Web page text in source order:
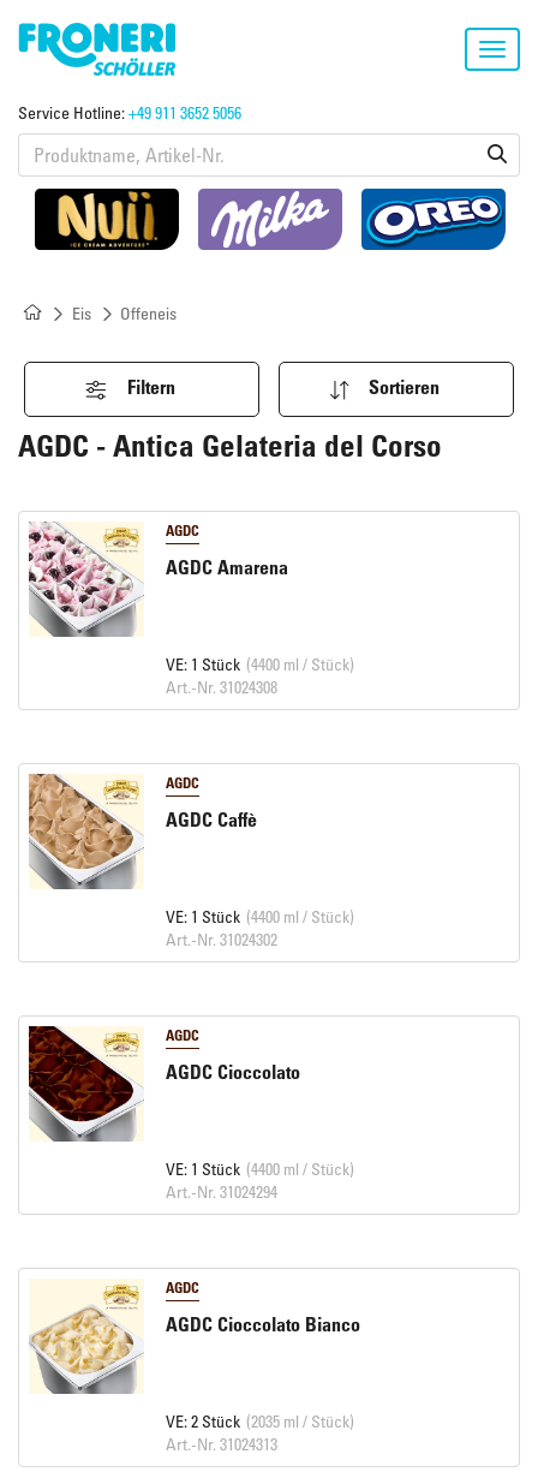
Service Hotline:+49 911 3652 5056
Eis Offeneis
Filtern Sortieren
AGDC - Antica Gelateria del Corso
AGDC
AGDC Amarena
VE: 1 Stück (4400 ml / Stück)
Art.-Nr. 31024308
AGDC
AGDC Caffè
VE: 1 Stück (4400 ml / Stück)
Art.-Nr. 31024302
AGDC
AGDC Cioccolato
VE: 1 Stück (4400 ml / Stück)
Art.-Nr. 31024294
AGDC
AGDC Cioccolato Bianco
VE: 2 Stück (2035 ml / Stück)
Art.-Nr. 31024313